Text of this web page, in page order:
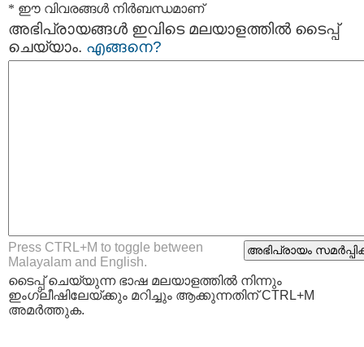
* ഈ വിവരങ്ങള്‍ നിര്‍ബന്ധമാണ്
അഭിപ്രായങ്ങള്‍ ഇവിടെ മലയാളത്തില്‍ ടൈപ്പ്
ചെയ്യാം. എങ്ങനെ?
Press CTRL+M to toggle between
Malayalam and English.
ടൈപ്പ്‌ ചെയ്യുന്ന ഭാഷ മലയാളത്തില്‍ നിന്നും
ഇംഗ്ലീഷിലേയ്ക്കും മറിച്ചും ആക്കുന്നതിന് CTRL+M
അമര്‍ത്തുക.